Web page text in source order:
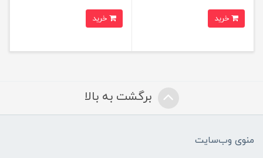
برگشت به بالا
منوی وب‌سایت